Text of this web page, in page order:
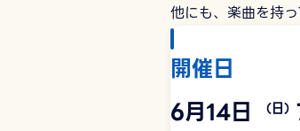
他にも、楽曲を持
開催日
6月14日
（日）